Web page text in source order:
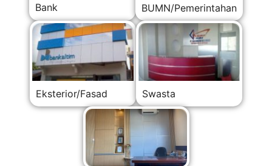
Bank BUMN/Pemerintahan
Eksterior/Fasad Swasta